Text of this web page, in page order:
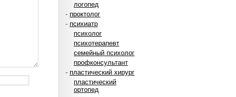
логопед
- проктолог
- психиатр
психолог
психотерапевт
семейный психолог
профконсультант
- пластический хирург
пластический
ортопед